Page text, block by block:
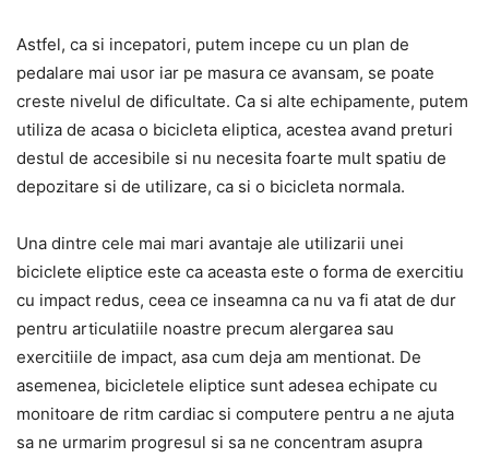
Astfel, ca si incepatori, putem incepe cu un plan de
pedalare mai usor iar pe masura ce avansam, se poate
creste nivelul de dificultate. Ca si alte echipamente, putem
utiliza de acasa o bicicleta eliptica, acestea avand preturi
destul de accesibile si nu necesita foarte mult spatiu de
depozitare si de utilizare, ca si o bicicleta normala.
Una dintre cele mai mari avantaje ale utilizarii unei
biciclete eliptice este ca aceasta este o forma de exercitiu
cu impact redus, ceea ce inseamna ca nu va fi atat de dur
pentru articulatiile noastre precum alergarea sau
exercitiile de impact, asa cum deja am mentionat. De
asemenea, bicicletele eliptice sunt adesea echipate cu
monitoare de ritm cardiac si computere pentru a ne ajuta
sa ne urmarim progresul si sa ne concentram asupra